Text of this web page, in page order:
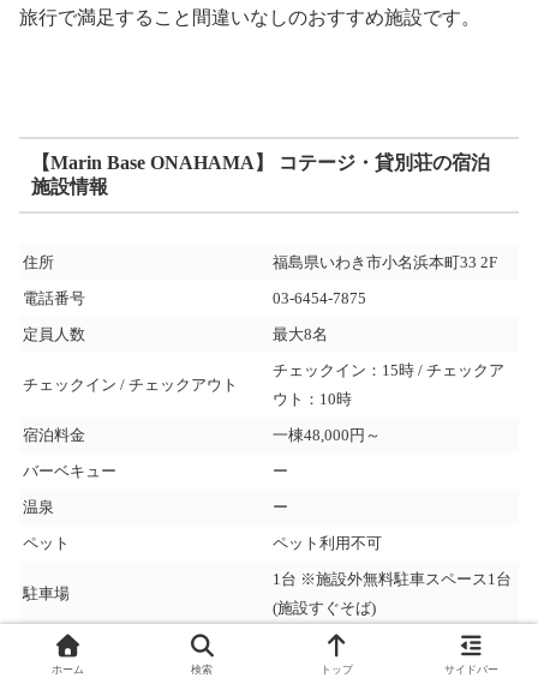
旅行で満足すること間違いなしのおすすめ施設です。
【Marin Base ONAHAMA】 コテージ・貸別荘の宿泊
施設情報
住所 福島県いわき市小名浜本町33 2F
電話番号 03-6454-7875
定員人数 最大8名
チェックイン / チェックアウト
チェックイン：15時 / チェックア
ウト：10時
宿泊料金 一棟48,000円～
バーベキュー ー
温泉 ー
ペット ペット利用不可
駐車場
1台 ※施設外無料駐車スペース1台
(施設すぐそば)
アクセス
【電車の場合】泉駅より車で10分
【バスの場合】バス停 支所入口よ
ホーム 検索 トップ サイドバー